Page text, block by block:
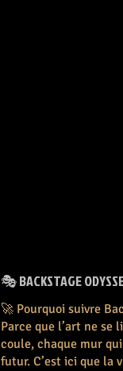
🎭 BACKSTAGE
🚀 Pourquoi suivre
Parce que l’art ne
coule, chaque mur
futur. C’est ici que la